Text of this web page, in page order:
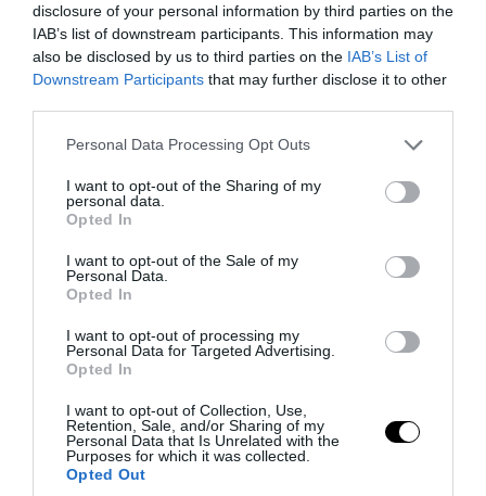
disclosure of your personal information by third parties on the
IAB’s list of downstream participants. This information may
also be disclosed by us to third parties on the IAB’s List of
Downstream Participants that may further disclose it to other
Please note that this website/app uses one or more Google
not limited to your visit or usage behaviour. You may click to
grant or deny consent to Google and its third-party tags to
use your data for below specified purposes in below Google
consent section.
Personal Data Processing Opt Outs
I want to opt-out of the Sharing of my
personal data.
Opted In
I want to opt-out of the Sale of my
Personal Data.
Opted In
I want to opt-out of processing my
Personal Data for Targeted Advertising.
Opted In
I want to opt-out of Collection, Use,
Retention, Sale, and/or Sharing of my
Personal Data that Is Unrelated with the
Purposes for which it was collected.
Opted Out
PRONEWS.GR /GOOD LIFE
άνθρωποι μετανιώνουν περισσότερο
στο τέλος της ζωής τους
06.08.2026 | 22:00